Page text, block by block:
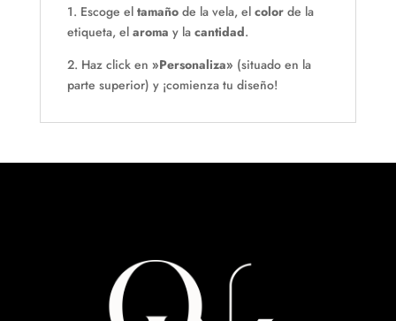
1. Escoge el tamañode la vela, el colorde la
etiqueta, el aroma y la cantidad.
2. Haz click en »Personaliza» (situado en la
parte superior) y ¡comienza tu diseño!